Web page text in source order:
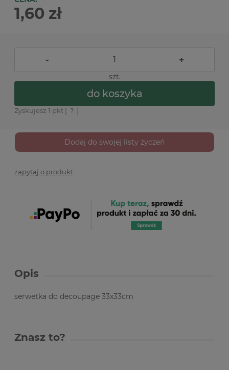
1,60 zł
- +
szt.
do koszyka
Zyskujesz 1 pkt [ ? ]
Dodaj do swojej listy życzeń
zapytaj o produkt
Opis
serwetka do decoupage 33x33cm
Znasz to?